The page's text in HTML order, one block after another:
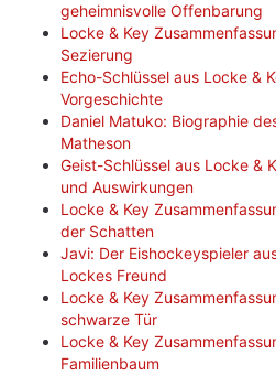
geheimnisvolle Offenbarung
Locke & Key
Sezierung
Echo-Schlüssel aus Locke &
Vorgeschichte
Daniel Matuko: Biographie
Matheson
Geist-Schlüssel aus Locke &
und Auswirkungen
Locke & Key
der Schatten
Javi: Der Eishockeyspieler
Lockes Freund
Locke & Key
schwarze Tür
Locke & Key
Familienbaum